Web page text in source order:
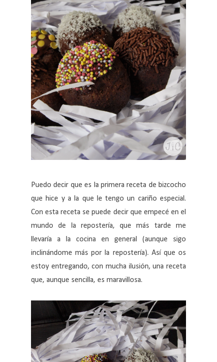
Puedo decir que es la primera receta de bizcocho
que hice y a la que le tengo un cariño especial.
Con esta receta se puede decir que empecé en el
mundo de la repostería, que más tarde me
llevaría a la cocina en general (aunque sigo
inclinándome más por la repostería). Así que os
estoy entregando, con mucha ilusión, una receta
que, aunque sencilla, es maravillosa.